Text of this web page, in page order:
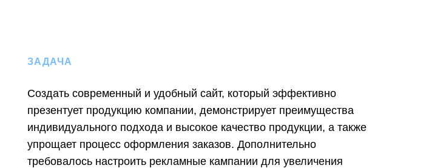
Создать современный и удобный сайт, который эффективно
презентует продукцию компании, демонстрирует преимущества
индивидуального подхода и высокое качество продукции, а также
упрощает процесс оформления заказов. Дополнительно
требовалось настроить рекламные кампании для увеличения
ЗАДАЧА